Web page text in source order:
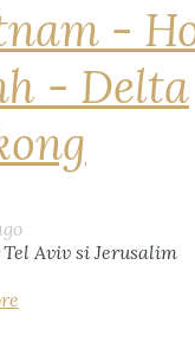
-
- Delta